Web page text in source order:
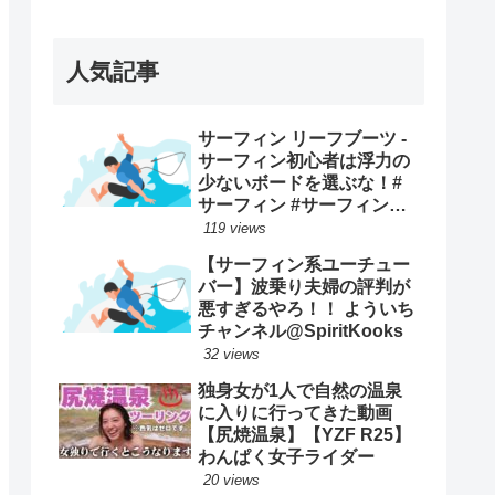
人気記事
サーフィン リーフブーツ -
サーフィン初心者は浮力の
少ないボードを選ぶな！#
サーフィン #サーフィンス
クール #川畑友吾 #千葉 #湘
119 views
【サーフィン系ユーチュー
バー】波乗り夫婦の評判が
悪すぎるやろ！！ よういち
チャンネル@SpiritKooks
32 views
独身女が1人で自然の温泉
に入りに行ってきた動画
【尻焼温泉】【YZF R25】
わんぱく女子ライダー
20 views